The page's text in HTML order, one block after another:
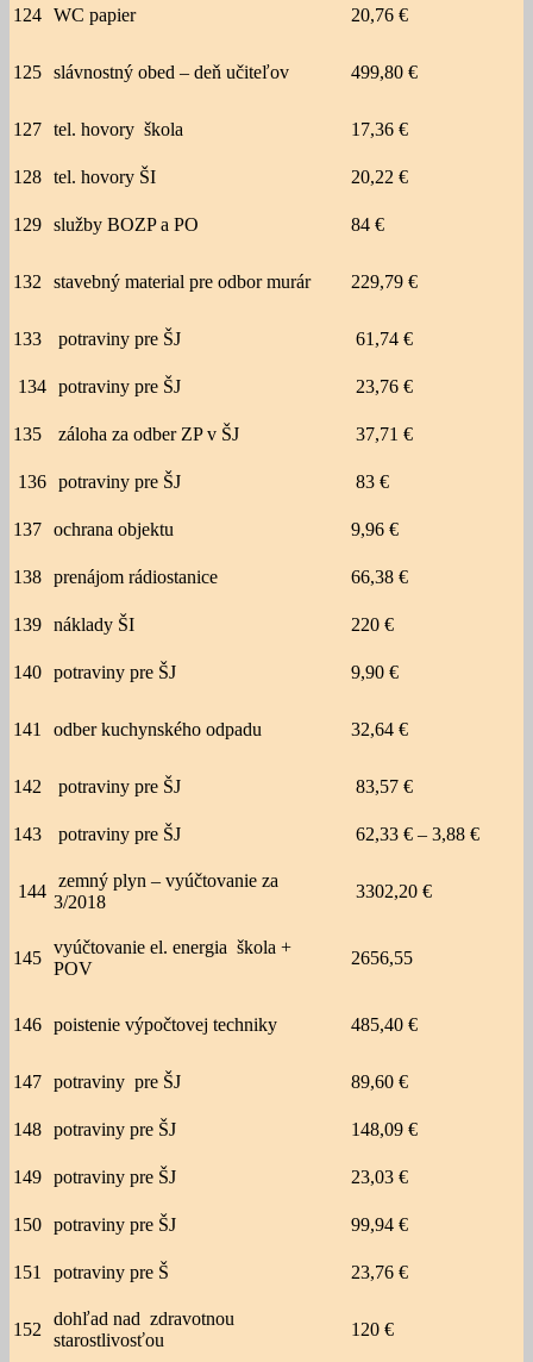
124 WC papier 20,76 €
125 slávnostný obed – deň učiteľov 499,80 €
127 tel. hovory škola 17,36 €
128 tel. hovory ŠI 20,22 €
129 služby BOZP a PO 84 €
132 stavebný material pre odbor murár 229,79 €
133 potraviny pre ŠJ 61,74 €
134 potraviny pre ŠJ 23,76 €
135 záloha za odber ZP v ŠJ 37,71 €
136 potraviny pre ŠJ 83 €
137 ochrana objektu 9,96 €
138 prenájom rádiostanice 66,38 €
139 náklady ŠI 220 €
140 potraviny pre ŠJ 9,90 €
141 odber kuchynského odpadu 32,64 €
142 potraviny pre ŠJ 83,57 €
143 potraviny pre ŠJ 62,33 € – 3,88 €
144
zemný plyn – vyúčtovanie za
3/2018
3302,20 €
145
vyúčtovanie el. energia škola +
POV
2656,55
146 poistenie výpočtovej techniky 485,40 €
147 potraviny pre ŠJ 89,60 €
148 potraviny pre ŠJ 148,09 €
149 potraviny pre ŠJ 23,03 €
150 potraviny pre ŠJ 99,94 €
151 potraviny pre Š 23,76 €
152
dohľad nad zdravotnou
starostlivosťou
120 €